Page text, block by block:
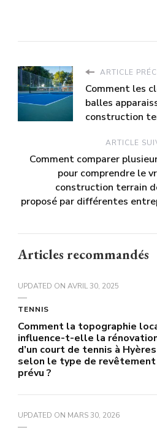
ARTICLE
Comment les
balles
construction
ARTICLE
Comment comparer
pour comprendre le
construction terrain
proposé par différentes
Articles recommandés
UPDATED ON AVRIL 30, 2025
TENNIS
Comment la topographie
influence-t-elle la
d’un court de tennis à Hyères
selon le type de revêtement
prévu ?
UPDATED ON MARS 30, 2026